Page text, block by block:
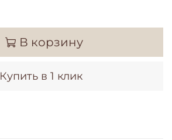
В корзину
Купить в 1 клик